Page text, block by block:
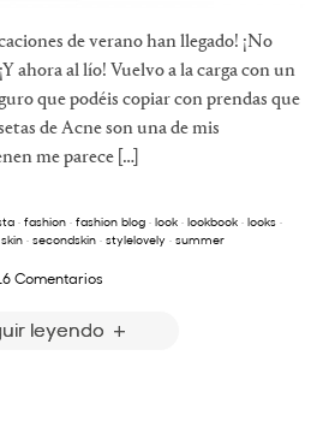
de verano han llegado! ¡No
ahora al lío! Vuelvo a la carga con un
que podéis copiar con prendas que
de Acne son una de mis
me parece […]
· fashion · fashion blog · look · lookbook · looks ·
· secondskin· stylelovely· summer
Comentarios
leyendo